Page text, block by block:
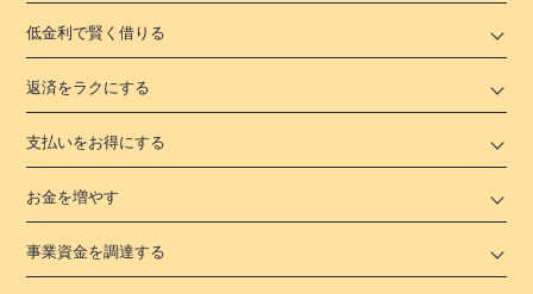
低金利で賢く借りる
返済をラクにする
支払いをお得にする
お金を増やす
事業資金を調達する